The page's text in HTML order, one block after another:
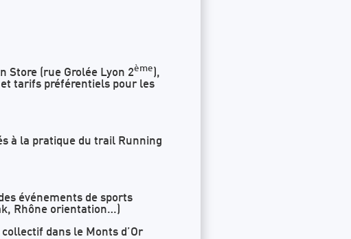
Store (rue Grolée Lyon 2ème ),
tarifs préférentiels pour les
à la pratique du trail Running
événements de sports
Rhône orientation…)
dans le Monts d’Or